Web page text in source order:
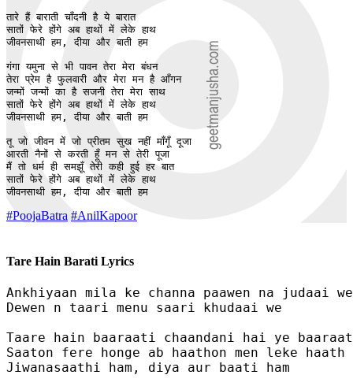
तारे हैं बाराती चाँदनी है ये बारात
सातों फेरे होंगे अब हाथों में लेके हाथ
जीवनसाथी हम, दीया और बाती हम
गंगा यमुना से भी पावन तेरा मेरा बंधन
तेरा प्रेम है फुलवारी और मेरा मन है आँगन
जन्मों जन्मों का है सजनी तेरा मेरा साथ
सातों फेरे होंगे अब हाथों में लेके हाथ
जीवनसाथी हम, दीया और बाती हम
तू जो जीवन में जो प्रीतम सुख नहीं माँगूँ दूजा
आरती नैनों से करती हूँ मन से तेरी पूजा
मैं तो धर्म ही समझूँ तेरी कही हुई हर बात
सातों फेरे होंगे अब हाथों में लेके हाथ
जीवनसाथी हम, दीया और बाती हम
#PoojaBatra #AnilKapoor
Tare Hain Barati Lyrics
Ankhiyaan mila ke channa paawen na judaai we
Dewen n taari menu saari khudaai we
Taare hain baaraati chaandani hai ye
Saaton fere honge ab haathon men leke haath
Jiwanasaathi ham, diya aur baati ham